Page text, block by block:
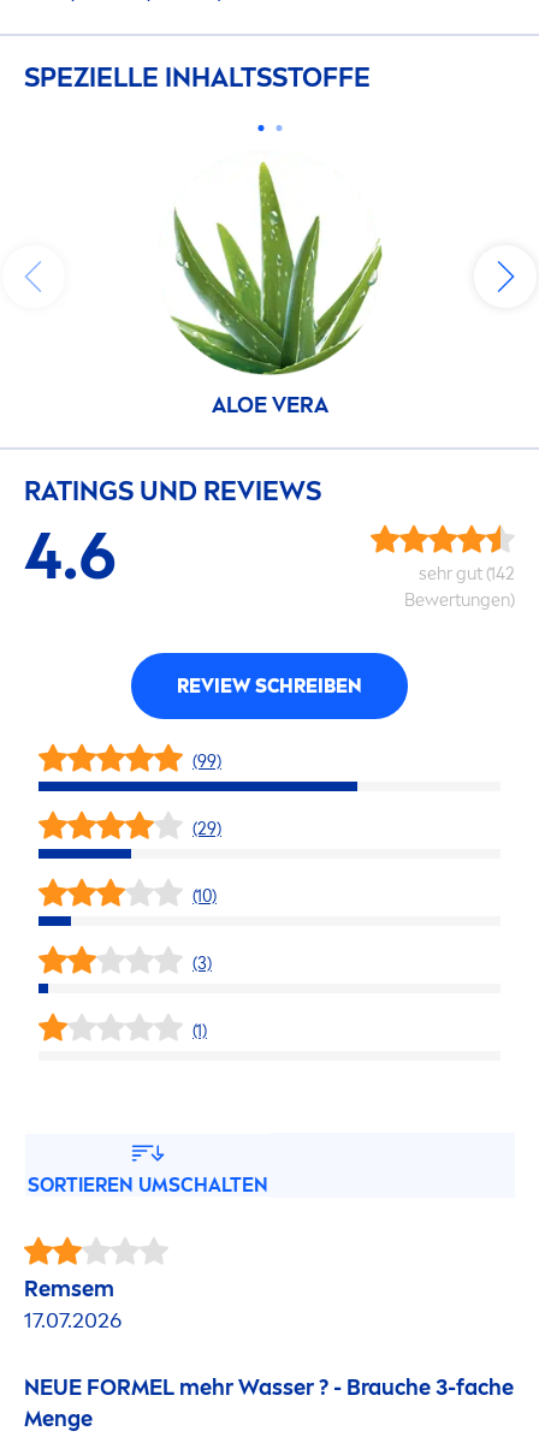
SPEZIELLE INHALTSSTOFFE
ALOE VERA
RATINGS UND REVIEWS
4.6
sehr gut (142
Bewertungen)
REVIEW SCHREIBEN
(99)
(29)
(10)
(3)
(1)
SORTIEREN UMSCHALTEN
Remsem
17.07.2026
NEUE FORMEL mehr Wasser ? - Brauche 3-fache
Menge